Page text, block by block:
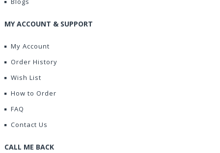
MY ACCOUNT & SUPPORT
My Account
Order History
Wish List
How to Order
FAQ
Contact Us
CALL ME BACK